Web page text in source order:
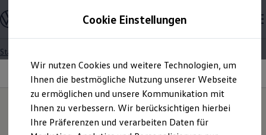
Hauptinhalt
springen
Footer
springen
Modelle und Konfigurator
Konfigurator
Modelle vergleichen
Elektroautos
ENERGY Sondermodelle
Nutzfahrzeuge
SUV und CUV
Familienautos
Kombis
Kompaktwagen
Startseite
Assistenzsysteme
Spurhalteassistent „Lane Assist“
Cookie Einstellungen
Wir nutzen Cookies und weitere Technologien, um
Ihnen die bestmögliche Nutzung unserer Webseite
zu ermöglichen und unsere Kommunikation mit
Ihnen zu verbessern. Wir berücksichtigen hierbei
Ihre Präferenzen und verarbeiten Daten für